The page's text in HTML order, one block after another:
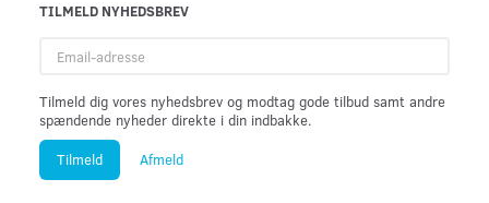
TILMELD NYHEDSBREV
adresse
Tilmeld dig vores nyhedsbrev og modtag gode tilbud samt andre
spændende nyheder direkte i din indbakke.
Tilmeld Afmeld